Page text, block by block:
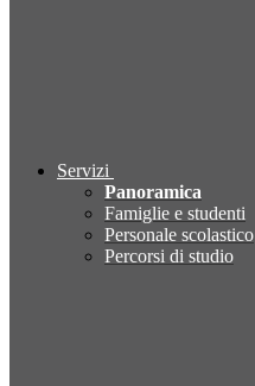
Servizi
Panoramica
Famiglie e studenti
Personale scolastico
Percorsi di studio